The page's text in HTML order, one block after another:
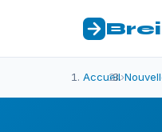
Accueil›